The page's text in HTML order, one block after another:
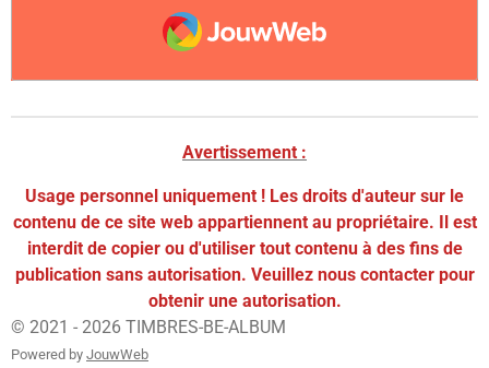
JouwWeb
Avertissement :
Usage personnel uniquement ! Les droits d'auteur sur le
contenu de ce site web appartiennent au propriétaire. Il est
interdit de copier ou d'utiliser tout contenu à des fins de
publication sans autorisation. Veuillez nous contacter pour
obtenir une autorisation.
© 2021 - 2026 TIMBRES-BE-ALBUM
Powered by JouwWeb